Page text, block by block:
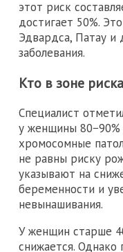
этот риск
достигает 50%.
Эдвардса, Патау и
заболевания.
Кто в зоне риска
Специалист
у женщины
хромосомные
не равны риску
указывают на
беременности и
невынашивания.
У женщин старше
снижается. Однако